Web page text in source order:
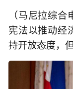
（马尼拉综
宪法以推动经
持开放态度，